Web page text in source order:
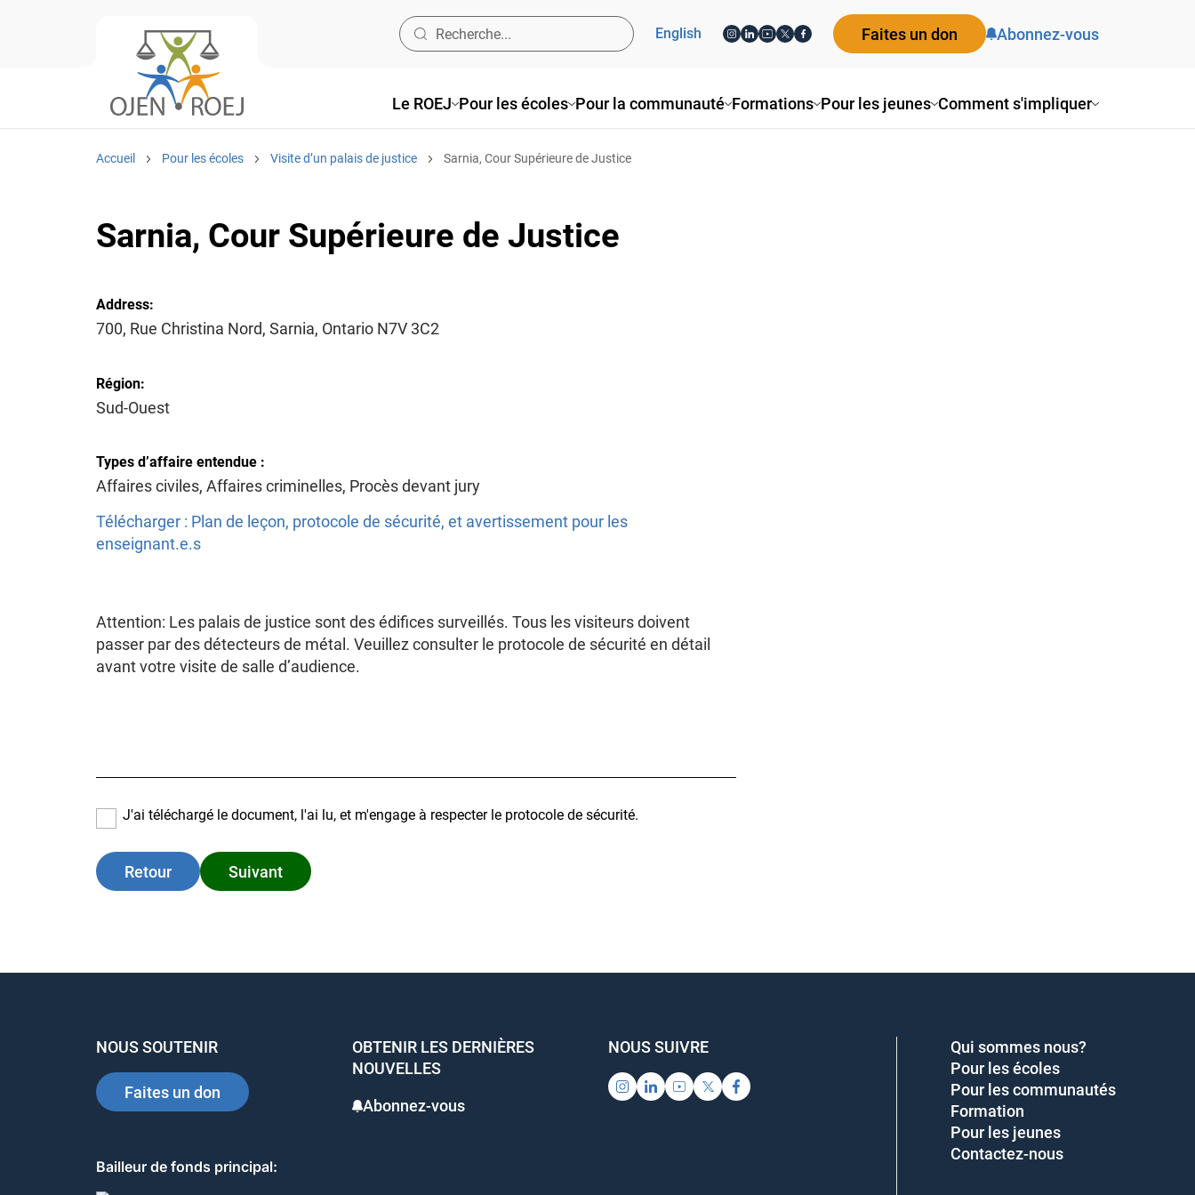
Le ROEJ Pour les écoles Pour la communauté Formations Pour les jeunes Comment s'impliquer
English Faites un don Abonnez-vous
Accueil Pour les écoles Visite d’un palais de justice Sarnia, Cour Supérieure de Justice
Sarnia, Cour Supérieure de Justice
Address:
700, Rue Christina Nord, Sarnia, Ontario N7V 3C2
Région:
Sud-Ouest
Types d’affaire entendue :
Affaires civiles, Affaires criminelles, Procès devant jury
Télécharger : Plan de leçon, protocole de sécurité, et avertissement pour les
enseignant.e.s
Attention: Les palais de justice sont des édifices surveillés. Tous les visiteurs doivent
passer par des détecteurs de métal. Veuillez consulter le protocole de sécurité en détail
avant votre visite de salle d’audience.
J'ai téléchargé le document, l'ai lu, et m'engage à respecter le protocole de sécurité.
Retour Suivant
NOUS SOUTENIR
Faites un don
OBTENIR LES DERNIÈRES
NOUVELLES
Abonnez-vous
NOUS SUIVRE
Bailleur de fonds principal:
Qui sommes nous?
Pour les écoles
Pour les communautés
Formation
Pour les jeunes
Contactez-nous